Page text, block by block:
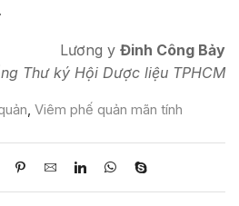
Lương y Đinh Công Bảy
Thư ký Hội Dược liệu TPHCM
, Viêm phế quản mãn tính